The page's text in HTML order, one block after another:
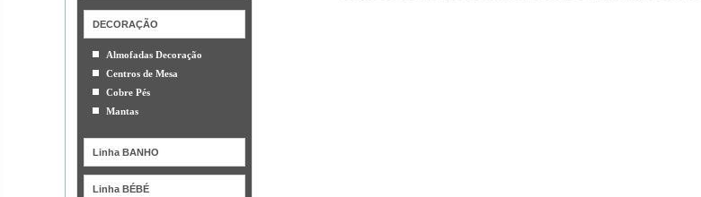
DECORAÇÃO
Almofadas Decoração
Centros de Mesa
Cobre Pés
Mantas
Linha BANHO
Linha BÉBÉ